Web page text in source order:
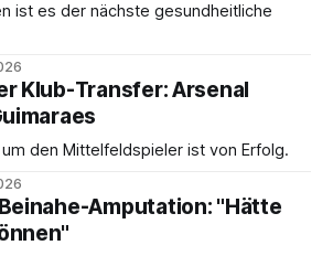
ist es der nächste gesundheitliche
Klub-Transfer: Arsenal
den Mittelfeldspieler ist von Erfolg.
Amputation: "Hätte